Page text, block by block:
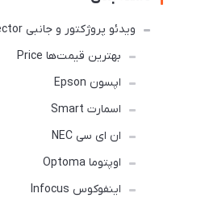
ویدئو پروژکتور و جانبی Projector
بهترین قیمت‌ها Price
اپسون Epson
اسمارت Smart
ان ای سی NEC
اوپتوما Optoma
اینفوکوس Infocus